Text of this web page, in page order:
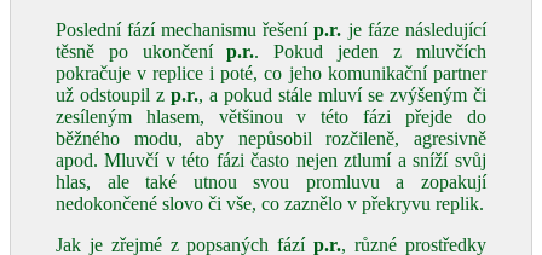
Poslední fází mechanismu řešeníp.r. je fáze následující
těsně po ukončeníp.r.. Pokud jeden z mluvčích
pokračuje v replice i poté, co jeho komunikační partner
už odstoupil z p.r., a pokud stále mluví se zvýšeným či
zesíleným hlasem, většinou v této fázi přejde do
běžného modu, aby nepůsobil rozčileně, agresivně
apod. Mluvčí v této fázi často nejen ztlumí a sníží svůj
hlas, ale také utnou svou promluvu a zopakují
nedokončené slovo či vše, co zaznělo v překryvu replik.
Jak je zřejmé z popsaných fázíp.r., různé prostředky